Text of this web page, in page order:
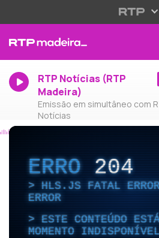
RTP Notícias (RTP
Madeira)
Emissão em simultâneo com
Notícias
ERRO204
HLS.JS FATAL
ERROR
ESTE CONTEÚDO
MOMENTO